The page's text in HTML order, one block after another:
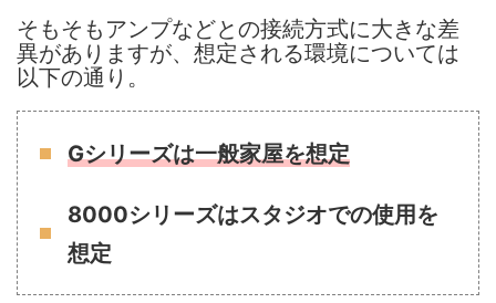
そもそもアンプなどとの接続方式に大きな差
異がありますが、想定される環境については
以下の通り。
Gシリーズは一般家屋を想定
8000シリーズはスタジオでの使用を
想定